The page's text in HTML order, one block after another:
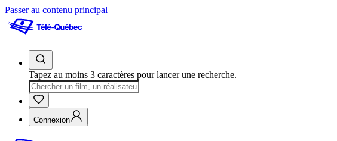
Passer au contenu principal
Tapez au moins 3 caractères pour lancer une recherche.
Connexion